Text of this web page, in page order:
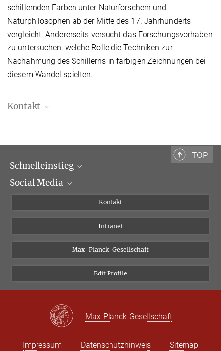
schillernden Farben unter Naturforschern und
Naturphilosophen ab der Mitte des 17. Jahrhunderts
vergleicht. Andererseits versucht das Forschungsvorhaben
zu untersuchen, welche Rolle die Techniken zur
Nachahmung des Schillerns in farbigen Zeichnungen bei
diesem Wandel spielten.
Kontakt
TOP
Schnelleinstieg
Wissenschaftliche Abteilungen
Social Media
Instagram
Bluesky
Vimeo
Newsletter
Kontakt
Intranet
Max-Planck-Gesellschaft
Edit Profile
Max-Planck-Gesellschaft
Impressum Datenschutzhinweis Sitemap